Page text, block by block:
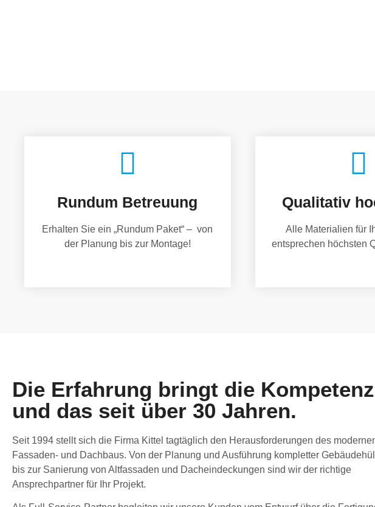
Rundum Betreuung
Erhalten Sie ein „Rundum Paket“ – von
der Planung bis zur Montage!
Qualitativ
Alle Materialien für
entsprechen höchsten
Die Erfahrung bringt die Kompetenz
und das seit über 30 Jahren.
Seit 1994 stellt sich die Firma Kittel tagtäglich den Herausforderungen des
Fassaden- und Dachbaus. Von der Planung und Ausführung kompletter
bis zur Sanierung von Altfassaden und Dacheindeckungen sind wir der richtige
Ansprechpartner für Ihr Projekt.